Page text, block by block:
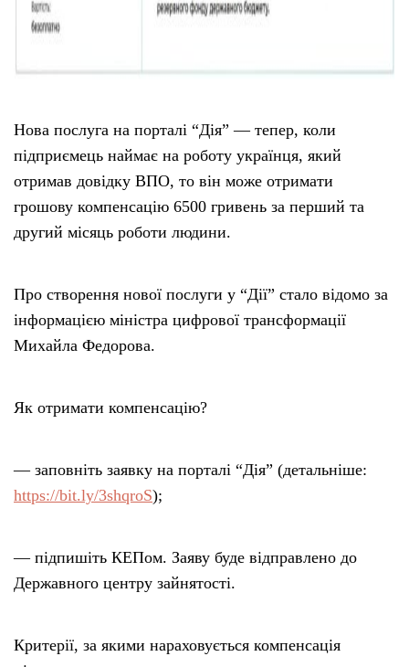
Нова послуга на порталі “Дія” — тепер, коли
підприємець наймає на роботу українця, який
отримав довідку ВПО, то він може отримати
грошову компенсацію 6500 гривень за перший та
другий місяць роботи людини.
Про створення нової послуги у “Дії” стало відомо за
інформацією міністра цифрової трансформації
Михайла Федорова.
Як отримати компенсацію?
— заповніть заявку на порталі “Дія” (детальніше:
https://bit.ly/3shqroS);
— підпишіть КЕПом. Заяву буде відправлено до
Державного центру зайнятості.
Критерії, за якими нараховується компенсація